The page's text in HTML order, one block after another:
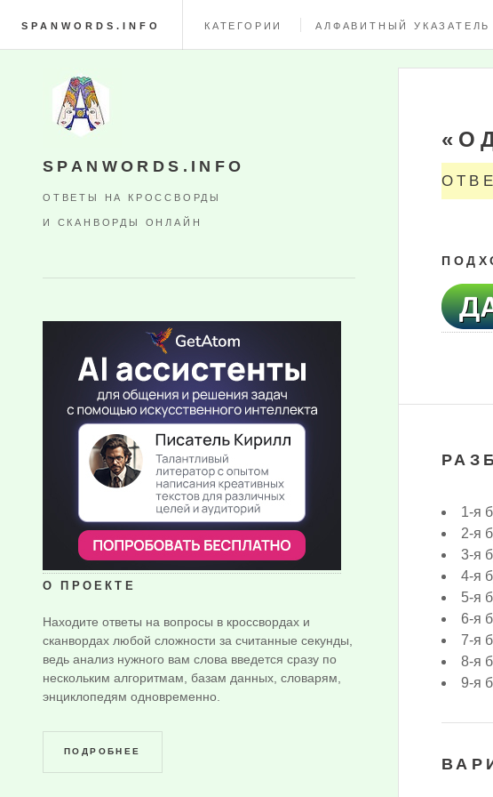
SPANWORDS.INFO КАТЕГОРИИ АЛФАВИТНЫЙ УКАЗАТЕЛЬ
1-я
2-я
3-я
4-я
5-я
6-я
7-я
8-я
9-я
SPANWORDS.INFO
ОТВЕТЫ НА КРОССВОРДЫ
И СКАНВОРДЫ ОНЛАЙН
О ПРОЕКТЕ
Находите ответы на вопросы в кроссвордах и
сканвордах любой сложности за считанные секунды,
ведь анализ нужного вам слова введется сразу по
нескольким алгоритмам, базам данных, словарям,
энциклопедям одновременно.
ПОДРОБНЕЕ